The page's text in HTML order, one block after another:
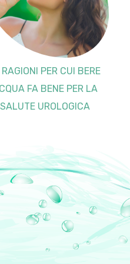
PER CUI BERE
FA BENE PER LA
SALUTE UROLOGICA